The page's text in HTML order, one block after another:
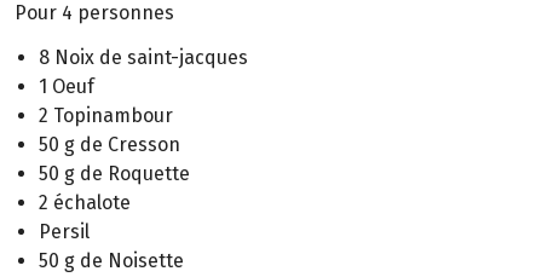
Pour 4 personnes
8 Noix de saint-jacques
1 Oeuf
2 Topinambour
50 g de Cresson
50 g de Roquette
2 échalote
Persil
50 g de Noisette